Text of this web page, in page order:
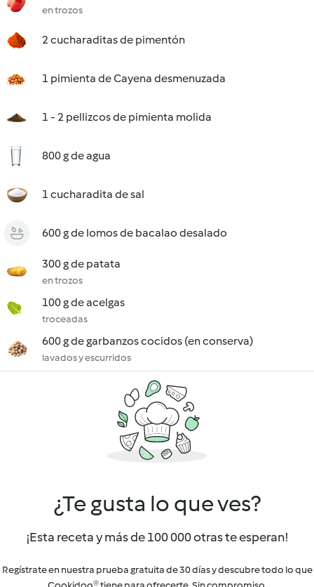
en trozos
2 cucharaditas de pimentón
1 pimienta de Cayena desmenuzada
1 - 2 pellizcos de pimienta molida
800 g de agua
1 cucharadita de sal
600 g de lomos de bacalao desalado
300 g de patata
en trozos
100 g de acelgas
troceadas
600 g de garbanzos cocidos (en conserva)
lavados y escurridos
¿Te gusta lo que ves?
¡Esta receta y más de 100 000 otras te esperan!
Regístrate en nuestra prueba gratuita de 30 días y descubre todo lo que